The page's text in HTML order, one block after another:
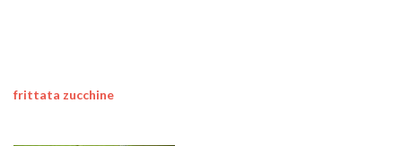
frittata zucchine